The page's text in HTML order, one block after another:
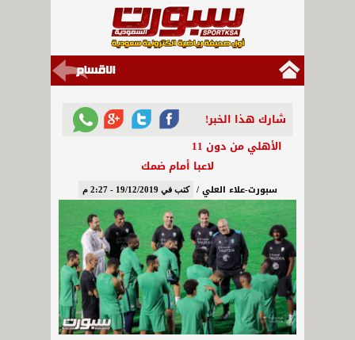
شارك هذا الخبر!
الأهلي من دون 11
لاعبا أمام ضمك
سبورت-علاء العلي / كتب في 19/12/2019 - 2:27 م